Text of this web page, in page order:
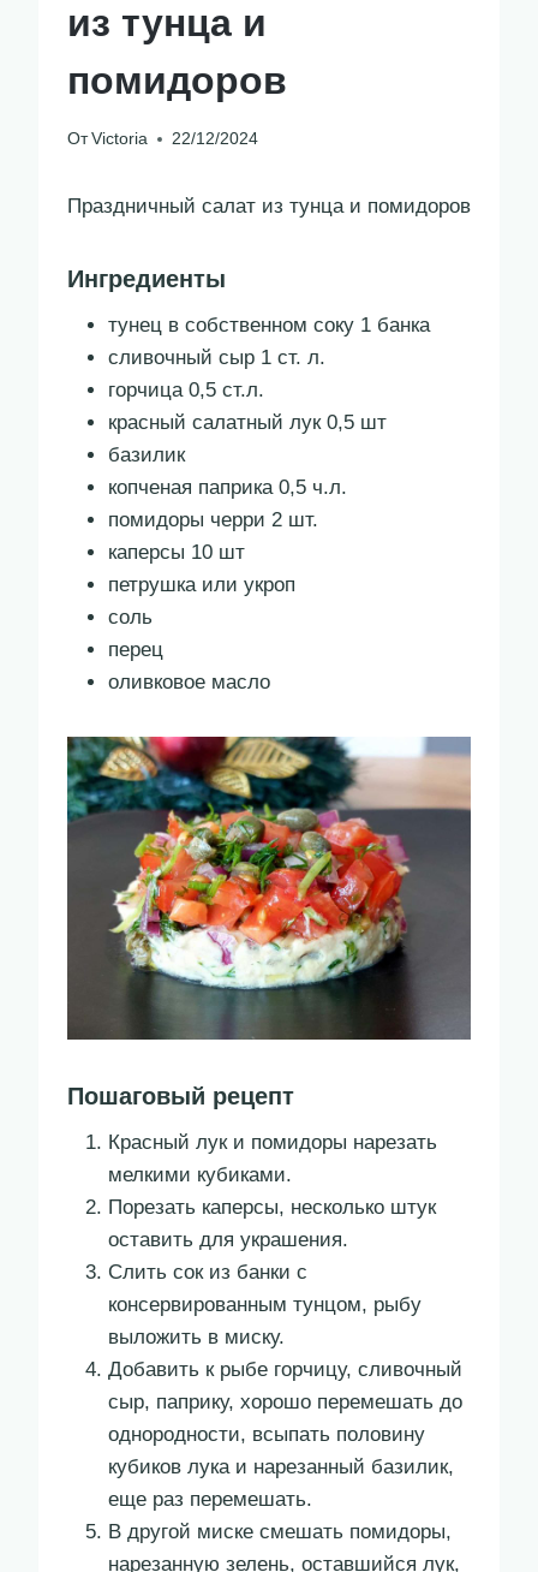
из тунца и
помидоров
От Victoria 22/12/2024
Праздничный салат из тунца и помидоров
Ингредиенты
тунец в собственном соку 1 банка
сливочный сыр 1 ст. л.
горчица 0,5 ст.л.
красный салатный лук 0,5 шт
базилик
копченая паприка 0,5 ч.л.
помидоры черри 2 шт.
каперсы 10 шт
петрушка или укроп
соль
перец
оливковое масло
Пошаговый рецепт
Красный лук и помидоры нарезать
мелкими кубиками.
Порезать каперсы, несколько штук
оставить для украшения.
Слить сок из банки с
консервированным тунцом, рыбу
выложить в миску.
Добавить к рыбе горчицу, сливочный
сыр, паприку, хорошо перемешать до
однородности, всыпать половину
кубиков лука и нарезанный базилик,
еще раз перемешать.
В другой миске смешать помидоры,
нарезанную зелень, оставшийся лук,